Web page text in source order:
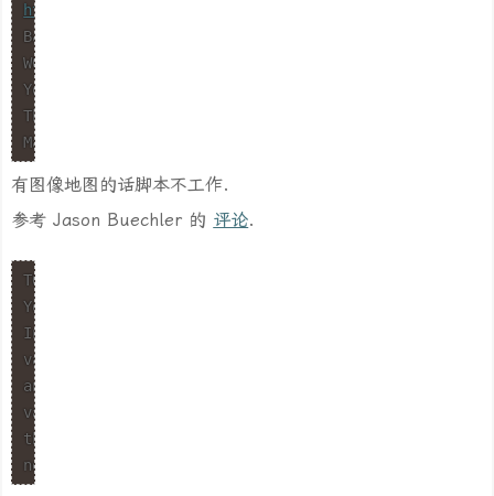
http://www.sitepoint.com/forums/
Basically is adding "transparent" property to your
WONDERFUL WORK DUDE !!
You made the designer I'm working with the most
Thanks again,
Marc.
有图像地图的话脚本不工作.
参考 Jason Buechler 的 评论.
TO EVERYONE USING IMAGE-MAPS
You CAN use them, and it IS an easy fix.
In the lightbox.js file, find the line:
var anchors = document.getElementsByTagName("a")
and change it to
var anchors = document.getElementsByTagName("area")
then place "rel=lightbox" in all your area tags for
needless to say, you'll need a seperate .js file if